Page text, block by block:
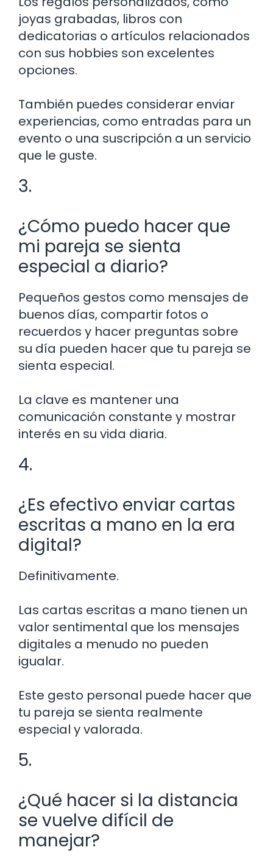
joyas grabadas, libros con
dedicatorias o artículos relacionados
con sus hobbies son excelentes
opciones.
También puedes considerar enviar
experiencias, como entradas para un
evento o una suscripción a un servicio
que le guste.
3.
¿Cómo puedo hacer que
mi pareja se sienta
especial a diario?
Pequeños gestos como mensajes de
buenos días, compartir fotos o
recuerdos y hacer preguntas sobre
su día pueden hacer que tu pareja se
sienta especial.
La clave es mantener una
comunicación constante y mostrar
interés en su vida diaria.
4.
¿Es efectivo enviar cartas
escritas a mano en la era
digital?
Definitivamente.
Las cartas escritas a mano tienen un
valor sentimental que los mensajes
digitales a menudo no pueden
igualar.
Este gesto personal puede hacer que
tu pareja se sienta realmente
especial y valorada.
5.
¿Qué hacer si la distancia
se vuelve difícil de
manejar?